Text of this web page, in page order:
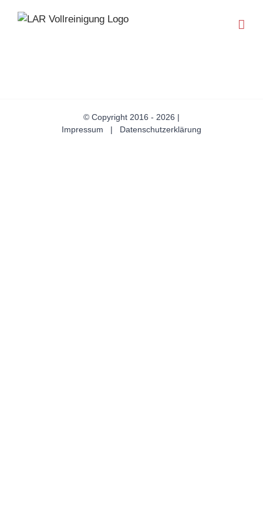
Inhalt
© Copyright 2016 - 2026 |
Impressum | Datenschutzerklärung